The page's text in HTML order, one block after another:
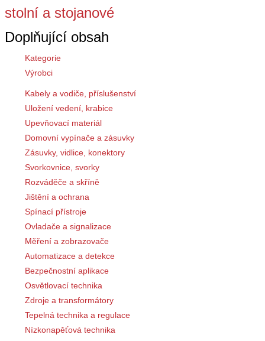
stolní a stojanové
Doplňující obsah
Kategorie
Výrobci
Kabely a vodiče, příslušenství
Uložení vedení, krabice
Upevňovací materiál
Domovní vypínače a zásuvky
Zásuvky, vidlice, konektory
Svorkovnice, svorky
Rozváděče a skříně
Jištění a ochrana
Spínací přístroje
Ovladače a signalizace
Měření a zobrazovače
Automatizace a detekce
Bezpečnostní aplikace
Osvětlovací technika
Zdroje a transformátory
Tepelná technika a regulace
Nízkonapěťová technika